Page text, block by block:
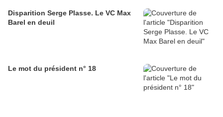
Disparition Serge Plasse. Le VC Max
Barel en deuil
Le mot du président n° 18